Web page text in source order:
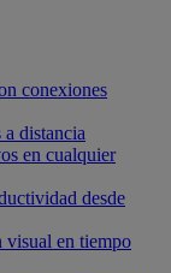
conexiones
distancia
en cualquier
desde
visual en tiempo